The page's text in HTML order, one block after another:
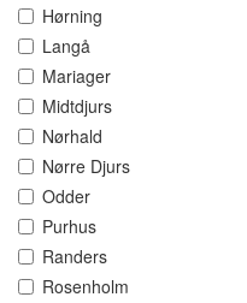
Hørning
Langå
Mariager
Midtdjurs
Nørhald
Nørre Djurs
Odder
Purhus
Randers
Rosenholm